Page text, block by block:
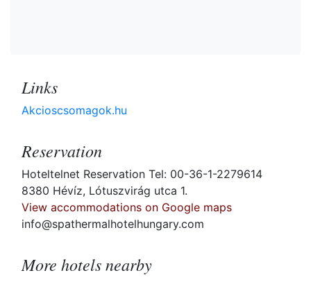
Links
Akcioscsomagok.hu
Reservation
Hoteltelnet Reservation Tel: 00-36-1-2279614
8380 Hévíz, Lótuszvirág utca 1.
View accommodations on Google maps
info@spathermalhotelhungary.com
More hotels nearby